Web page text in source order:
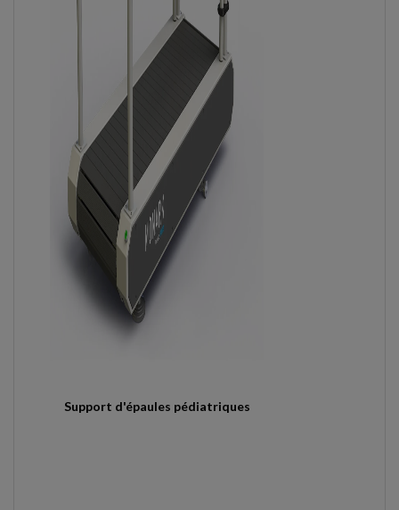
Support d'épaules pédiatriques